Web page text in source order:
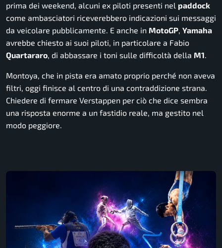
prima dei weekend, alcuni ex piloti presenti nel paddock
come ambasciatori riceverebbero indicazioni sui messaggi
da veicolare pubblicamente. E anche in MotoGP, Yamaha
avrebbe chiesto ai suoi piloti, in particolare a Fabio
Quartararo, di abbassare i toni sulle difficoltà della M1.
Montoya, che in pista era amato proprio perché non aveva
filtri, oggi finisce al centro di una contraddizione strana.
Chiedere di fermare Verstappen per ciò che dice sembra
una risposta enorme a un fastidio reale, ma gestito nel
modo peggiore.